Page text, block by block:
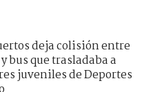
deja colisión entre
bus que trasladaba a
juveniles de Deportes